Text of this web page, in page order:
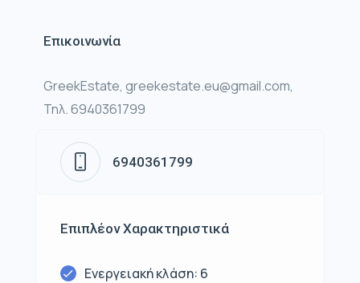
Επικοινωνία
GreekEstate, greekestate.eu@gmail.com,
Τηλ. 6940361799
6940361799
Επιπλέον Χαρακτηριστικά
Ενεργειακή κλάση: 6